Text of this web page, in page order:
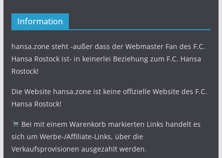
Information
hansa.zone steht -außer dass der Webmaster Fan des F.C.
Hansa Rostock ist- in keinerlei Beziehung zum F.C. Hansa
Rostock!
Die Website hansa.zone ist keine offizielle Website des F.C.
Hansa Rostock!
Bei mit einem Warenkorb markierten Links handelt es
sich um Werbe-/Affiliate-Links, über die
Verkaufsprovisionen ausgezahlt werden.